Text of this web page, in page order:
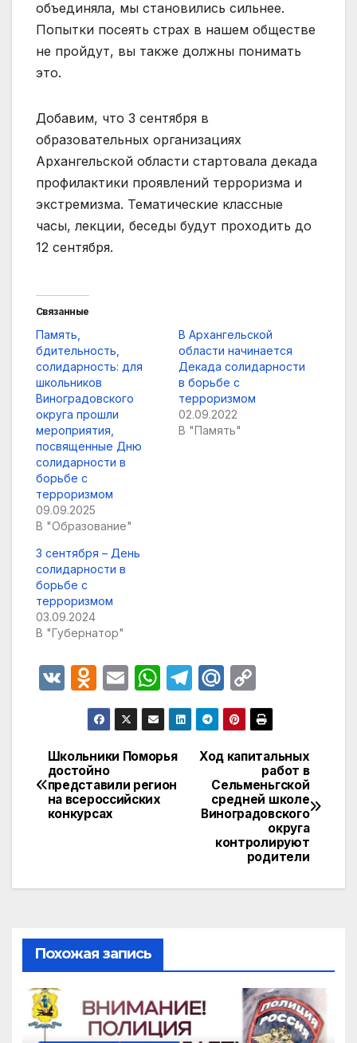
объединяла, мы становились сильнее.
Попытки посеять страх в нашем обществе
не пройдут, вы также должны понимать
это.
Добавим, что 3 сентября в
образовательных организациях
Архангельской области стартовала декада
профилактики проявлений терроризма и
экстремизма. Тематические классные
часы, лекции, беседы будут проходить до
12 сентября.
Связанные
Память,
бдительность,
солидарность: для
школьников
Виноградовского
округа прошли
мероприятия,
посвященные Дню
солидарности в
борьбе с
терроризмом
09.09.2025
В "Образование"
В Архангельской
области начинается
Декада солидарности
в борьбе с
терроризмом
02.09.2022
В "Память"
3 сентября – День
солидарности в
борьбе с
терроризмом
03.09.2024
В "Губернатор"
V
O
d
n
o
kl
a
ni
E
m
ail
W
h
at
s
A
T
el
e
gr
m
M
ail
.R
u
o
p
y
Li
n
k
Навигация
по
записям
Ход капитальных
работ в
Сельменьгской
средней школе
Виноградовского
округа
контролируют
родители
Школьники Поморья
достойно
представили регион
на всероссийских
конкурсах
Похожая запись